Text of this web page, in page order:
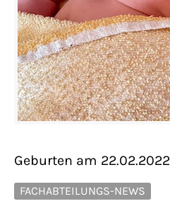
Geburten am 22.02.2022
FACHABTEILUNGS-NEWS